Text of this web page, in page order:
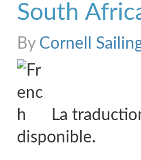
South
By Cornell
La
disponible.